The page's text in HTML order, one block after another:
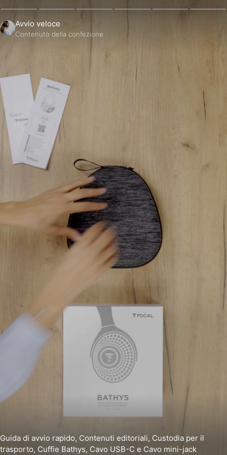
Avvio veloce
Contenuto della confezione
Guida di avvio rapido, Contenuti editoriali, Custodia per il
trasporto, Cuffie Bathys, Cavo USB-C e Cavo mini-jack